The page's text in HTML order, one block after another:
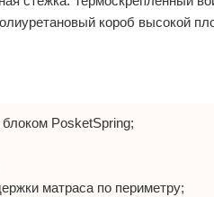
короб высокой
PosketSpring;
матраса по периметру;